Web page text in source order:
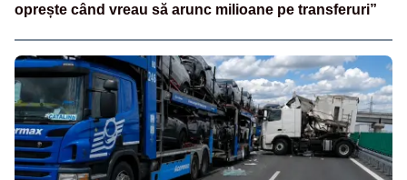
oprește când vreau să arunc milioane pe transferuri”